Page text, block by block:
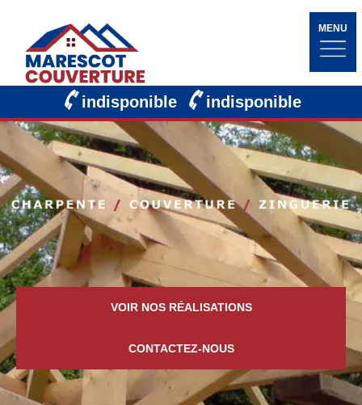
MENU
indisponible indisponible
VOIR NOS RÉALISATIONS
CONTACTEZ-NOUS